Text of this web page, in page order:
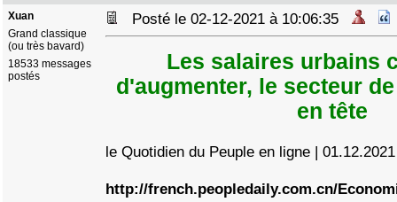
Xuan
Grand classique
(ou très bavard)
18533 messages
postés
Posté le 02-12-2021 à 10:06:35
Les salaires urbains
d'augmenter, le secteur
en tête
le Quotidien du Peuple en ligne |
http://french.peopledaily.com.cn/